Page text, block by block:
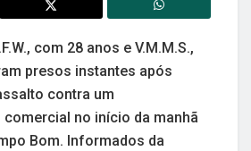
com 28 anos e V.M.M.S.,
presos instantes após
contra um
no início da manhã
Bom. Informados da